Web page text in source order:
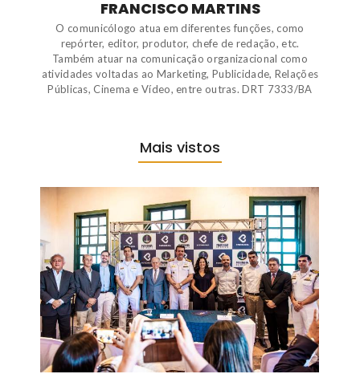
FRANCISCO MARTINS
O comunicólogo atua em diferentes funções, como
repórter, editor, produtor, chefe de redação, etc.
Também atuar na comunicação organizacional como
atividades voltadas ao Marketing, Publicidade, Relações
Públicas, Cinema e Vídeo, entre outras. DRT 7333/BA
Mais vistos